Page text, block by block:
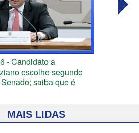
- Candidato a
escolhe segundo
saiba que é
MAIS LIDAS